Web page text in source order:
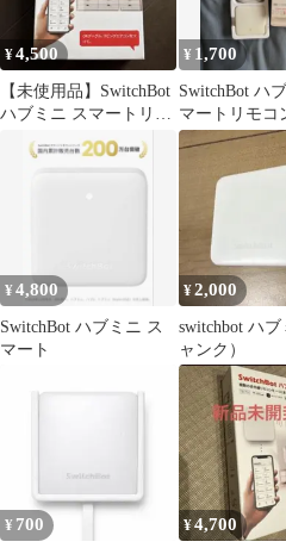
¥4,500
【未使用品】SwitchBot
ハブミニ スマートリモ
¥ 1,700
SwitchBot ハ
マートリモコ
ク
¥4,800
SwitchBot ハブミニ ス
マート
¥2,000
switchbot ハ
ャンク）
¥ 700 ¥4,700